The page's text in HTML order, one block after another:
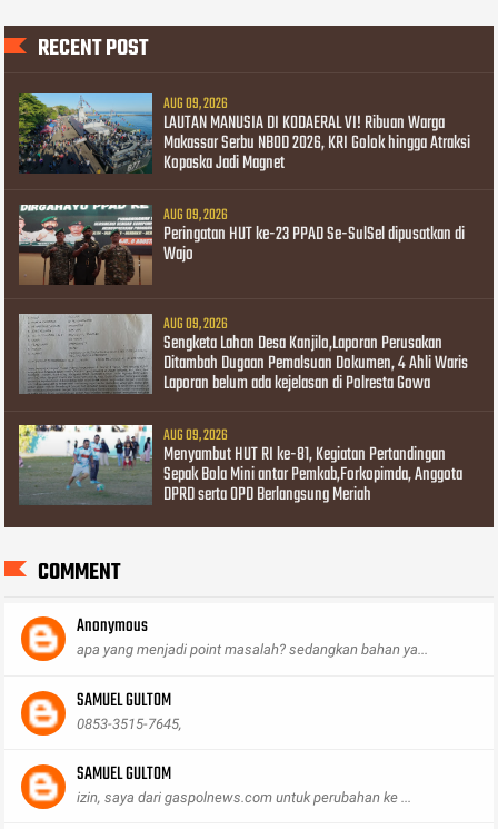
RECENT POST
AUG 09, 2026
LAUTAN MANUSIA DI KODAERAL VI! Ribuan Warga
Makassar Serbu NBOD 2026, KRI Golok hingga Atraksi
Kopaska Jadi Magnet
AUG 09, 2026
Peringatan HUT ke-23 PPAD Se-SulSel dipusatkan di
Wajo
AUG 09, 2026
Sengketa Lahan Desa Kanjilo,Laporan Perusakan
Ditambah Dugaan Pemalsuan Dokumen, 4 Ahli Waris
Laporan belum ada kejelasan di Polresta Gowa
AUG 09, 2026
Menyambut HUT RI ke-81, Kegiatan Pertandingan
Sepak Bola Mini antar Pemkab,Forkopimda, Anggota
DPRD serta OPD Berlangsung Meriah
COMMENT
Anonymous
apa yang menjadi point masalah? sedangkan bahan ya...
SAMUEL GULTOM
0853-3515-7645,
SAMUEL GULTOM
izin, saya dari gaspolnews.com untuk perubahan ke ...